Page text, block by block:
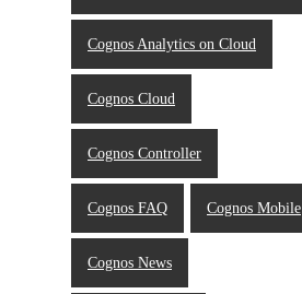
Cognos Analytics on Cloud
Cognos Cloud
Cognos Controller
Cognos FAQ Cognos Mobile
Cognos News